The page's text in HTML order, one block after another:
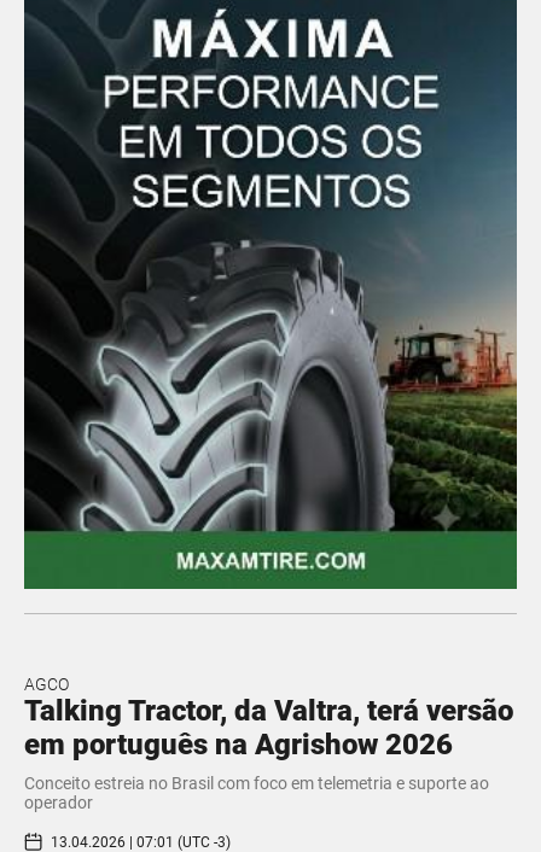
AGCO
Talking Tractor, da Valtra, terá versão
em português na Agrishow 2026
Conceito estreia no Brasil com foco em telemetria e suporte ao
operador
13.04.2026 | 07:01 (UTC -3)